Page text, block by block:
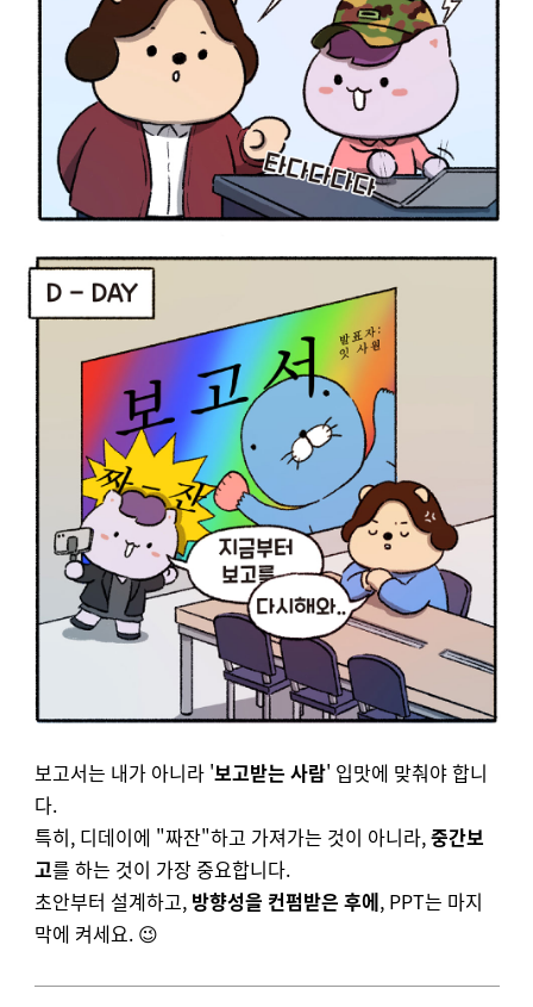
보고서는 내가 아니라 '보고받는 사람' 입맛에 맞춰야 합니
다.
특히, 디데이에 "짜잔"하고 가져가는 것이 아니라,중간보
고를 하는 것이 가장 중요합니다.
초안부터 설계하고, 방향성을 컨펌받은 후에, PPT는 마지
막에 켜세요. 😉